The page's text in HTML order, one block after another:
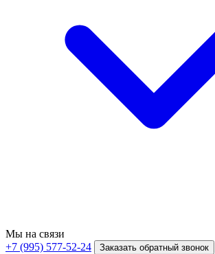
Мы на связи
+7 (995) 577-52-24
Заказать обратный звонок